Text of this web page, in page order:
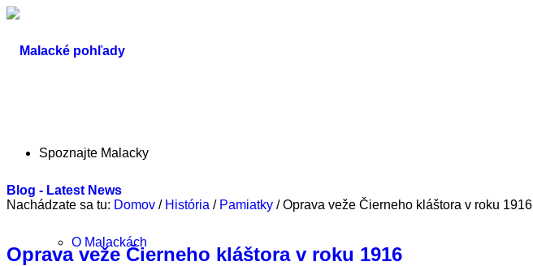
Spoznajte Malacky
O Malackách
Blog - Latest News
Nachádzate sa tu: Domov / História / Pamiatky / Oprava veže Čierneho kláštora v roku 1916
Oprava veže Čierneho kláštora v roku 1916